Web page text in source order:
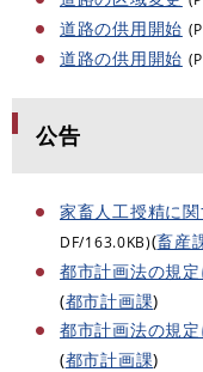
道路の供用開始
道路の供用開始
公告
家畜人工授精に
DF/163.0KB)(畜産
都市計画法の規
(都市計画課)
都市計画法の規
(都市計画課)